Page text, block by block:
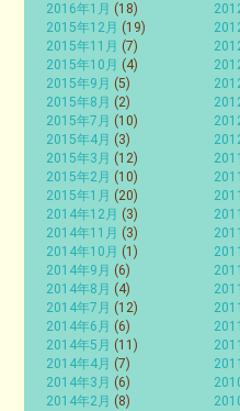
2016年1月 (18)
2015年12月 (19)
2015年11月 (7)
2015年10月 (4)
2015年9月 (5)
2015年8月 (2)
2015年7月 (10)
2015年4月 (3)
2015年3月 (12)
2015年2月 (10)
2015年1月 (20)
2014年12月 (3)
2014年11月 (3)
2014年10月 (1)
2014年9月 (6)
2014年8月 (4)
2014年7月 (12)
2014年6月 (6)
2014年5月 (11)
2014年4月 (7)
2014年3月 (6)
2014年2月 (8)